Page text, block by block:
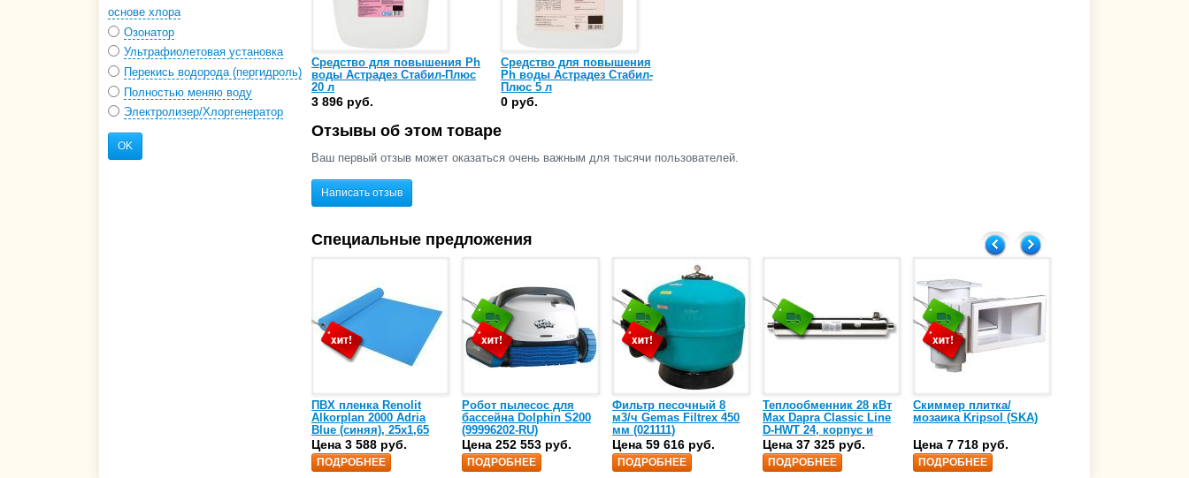
основе хлора
Озонатор
Ультрафиолетовая установка
Перекись водорода (пергидроль)
Полностью меняю воду
Электролизер/Хлоргенератор
OK
Средство для повышения Ph
воды Астрадез Стабил-Плюс
20 л
3 896 руб.
Средство для повышения
Ph воды Астрадез Стабил-
Плюс 5 л
0 руб.
Отзывы об этом товаре
Ваш первый отзыв может оказаться очень важным для тысячи пользователей.
Написать отзыв
Специальные предложения
ПВХ пленка Renolit
Alkorplan 2000 Adria
Blue (синяя), 25х1,65
(35216203)
Цена 3 588 руб.
ПОДРОБНЕЕ
Робот пылесос для
бассейна Dolphin S200
(99996202-RU)
Цена 252 553 руб.
ПОДРОБНЕЕ
Фильтр песочный 8
м3/ч Gemas Filtrex 450
мм (021111)
Цена 59 616 руб.
ПОДРОБНЕЕ
Теплообменник 28 кВт
Max Dapra Classic Line
D-HWT 24, корпус и
спираль нержавеющая
сталь AISI-316 (10 01
25)
Цена 37 325 руб.
ПОДРОБНЕЕ
Скиммер плитка/
мозаика Kripsol (SKA)
Цена 7 718 руб.
ПОДРОБНЕЕ